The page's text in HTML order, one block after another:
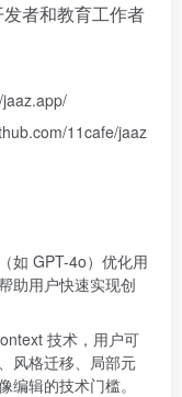
者和教育工作者
11cafe/jaaz
如 GPT-4o）优化用
助用户快速实现创
技术，用户可
风格迁移、局部元
编辑的技术门槛。